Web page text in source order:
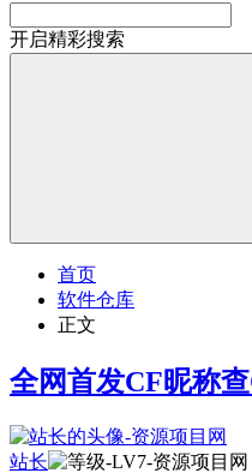
开启精彩搜索
首页
软件仓库
正文
全网首发CF昵称
站长